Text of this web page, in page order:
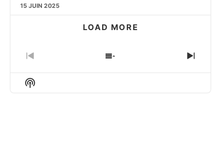
15 JUIN 2025
LOAD MORE
PREVIOUS
EPISODE
SHOW
EPISODES
NEXT
Show
Podcast